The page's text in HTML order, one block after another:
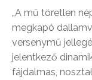
„A mű töretlen
megkapó
versenymű
jelentkező
fájdalmas,